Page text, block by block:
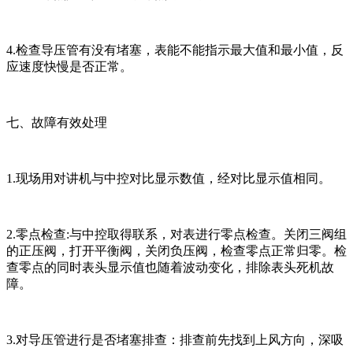
4.检查导压管有没有堵塞，表能不能指示最大值和最小值，反
应速度快慢是否正常。
七、故障有效处理
1.现场用对讲机与中控对比显示数值，经对比显示值相同。
2.零点检查:与中控取得联系，对表进行零点检查。关闭三阀组
的正压阀，打开平衡阀，关闭负压阀，检查零点正常归零。检
查零点的同时表头显示值也随着波动变化，排除表头死机故
障。
3.对导压管进行是否堵塞排查：排查前先找到上风方向，深吸